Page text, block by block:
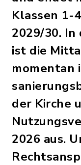
Klassen 1-
2029/30.
ist die
momentan
der Kirche
2026 aus.